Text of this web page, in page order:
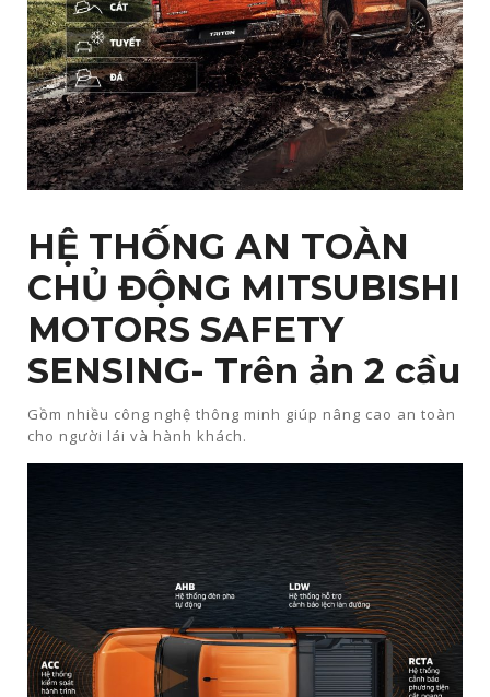
HỆ THỐNG AN TOÀN
CHỦ ĐỘNG MITSUBISHI
MOTORS SAFETY
SENSING- Trên ản 2 cầu
Gồm nhiều công nghệ thông minh giúp nâng cao an toàn
cho người lái và hành khách.